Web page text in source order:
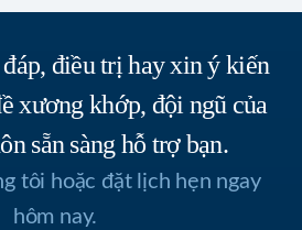
điều trị hay xin ý kiến
xương khớp, đội ngũ của
sẵn sàng hỗ trợ bạn.
tôi hoặc đặt lịch hẹn ngay
hôm nay.